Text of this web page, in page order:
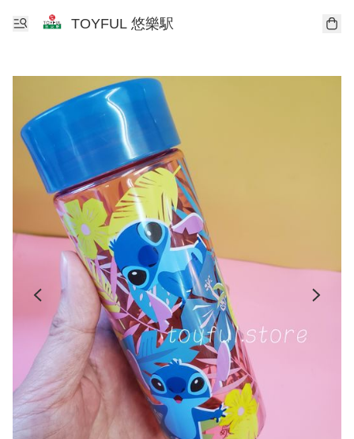
TOYFUL 悠樂駅